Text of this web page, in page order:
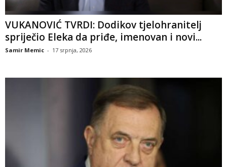
VUKANOVIĆ TVRDI: Dodikov tjelohranitelj
spriječio Eleka da priđe, imenovan i novi...
Samir Memic - 17 srpnja, 2026